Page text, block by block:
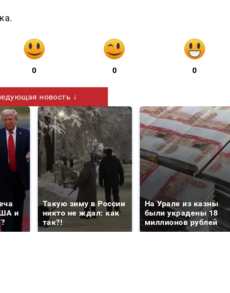
0 0 0
новость ↓
и
Такую зиму в России
никто не ждал: как
так?!
На Урале из казны
были украдены 18
миллионов рублей